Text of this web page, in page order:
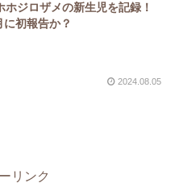
ホジロザメの新生児を記録！
初報告か？
2024.08.05
リンク